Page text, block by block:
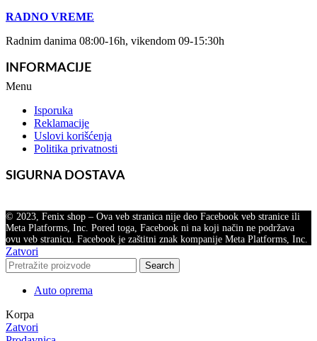
RADNO VREME
Radnim danima 08:00-16h, vikendom 09-15:30h
INFORMACIJE
Menu
Isporuka
Reklamacije
Uslovi korišćenja
Politika privatnosti
SIGURNA DOSTAVA
© 2023, Fenix shop – Ova veb stranica nije deo Facebook veb stranice ili
Meta Platforms, Inc. Pored toga, Facebook ni na koji način ne podržava
ovu veb stranicu. Facebook je zaštitni znak kompanije Meta Platforms, Inc.
Zatvori
Search
Auto oprema
Korpa
Zatvori